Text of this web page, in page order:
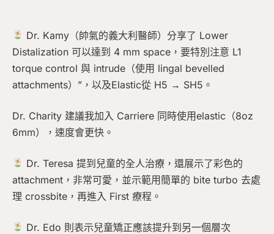
Dr. Kamy（帥氣的義大利醫師）分享了 Lower
Distalization 可以達到 4 mm space，要特別注意 L1
torque control 與 intrude（使用 lingal bevelled
attachments）”，以及Elastic從 H5 → SH5。
Dr. Charity 建議我加入 Carriere 同時使用elastic（8oz
6mm），速度會更快。
Dr. Teresa 提到兒童的全人治療，還展示了彩色的
attachment，非常可愛，並示範用簡單的 bite turbo 去處
理 crossbite，再進入 First 療程。
Dr. Edo 則表示兒童矯正應該提升到另一個層次